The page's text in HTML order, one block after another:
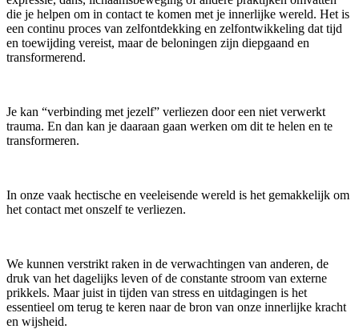
die je helpen om in contact te komen met je innerlijke wereld. Het is
een continu proces van zelfontdekking en zelfontwikkeling dat tijd
en toewijding vereist, maar de beloningen zijn diepgaand en
transformerend.
Je kan “verbinding met jezelf” verliezen door een niet verwerkt
trauma. En dan kan je daaraan gaan werken om dit te helen en te
transformeren.
In onze vaak hectische en veeleisende wereld is het gemakkelijk om
het contact met onszelf te verliezen.
We kunnen verstrikt raken in de verwachtingen van anderen, de
druk van het dagelijks leven of de constante stroom van externe
prikkels. Maar juist in tijden van stress en uitdagingen is het
essentieel om terug te keren naar de bron van onze innerlijke kracht
en wijsheid.